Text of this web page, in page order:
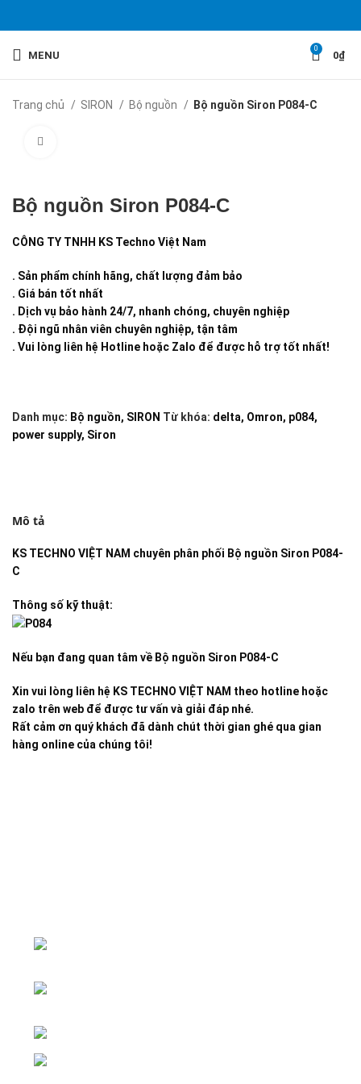
MENU
0
0₫
Trang chủ SIRON Bộ nguồn Bộ nguồn Siron P084-C
Bộ nguồn Siron P084-C
CÔNG TY TNHH KS Techno Việt Nam
. Sản phẩm chính hãng, chất lượng đảm bảo
. Giá bán tốt nhất
. Dịch vụ bảo hành 24/7, nhanh chóng, chuyên nghiệp
. Đội ngũ nhân viên chuyên nghiệp, tận tâm
. Vui lòng liên hệ Hotline hoặc Zalo để được hỗ trợ tốt nhất!
Danh mục: Bộ nguồn, SIRON Từ khóa: delta, Omron, p084,
power supply, Siron
Mô tả
KS TECHNO VIỆT NAM chuyên phân phối Bộ nguồn Siron P084-
C
Thông số kỹ thuật:
Nếu bạn đang quan tâm về Bộ nguồn Siron P084-C
Xin vui lòng liên hệ KS TECHNO VIỆT NAM theo hotline hoặc
zalo trên web để được tư vấn và giải đáp nhé.
Rất cảm ơn quý khách đã dành chút thời gian ghé qua gian
hàng online của chúng tôi!